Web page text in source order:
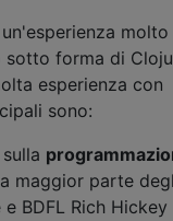
molto
sotto forma di
esperienza con
sono:
maggior parte
BDFL Rich Hickey